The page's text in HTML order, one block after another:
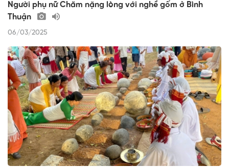
Người phụ nữ Chăm nặng lòng với nghề gốm ở Bình
Thuận
06/03/2025